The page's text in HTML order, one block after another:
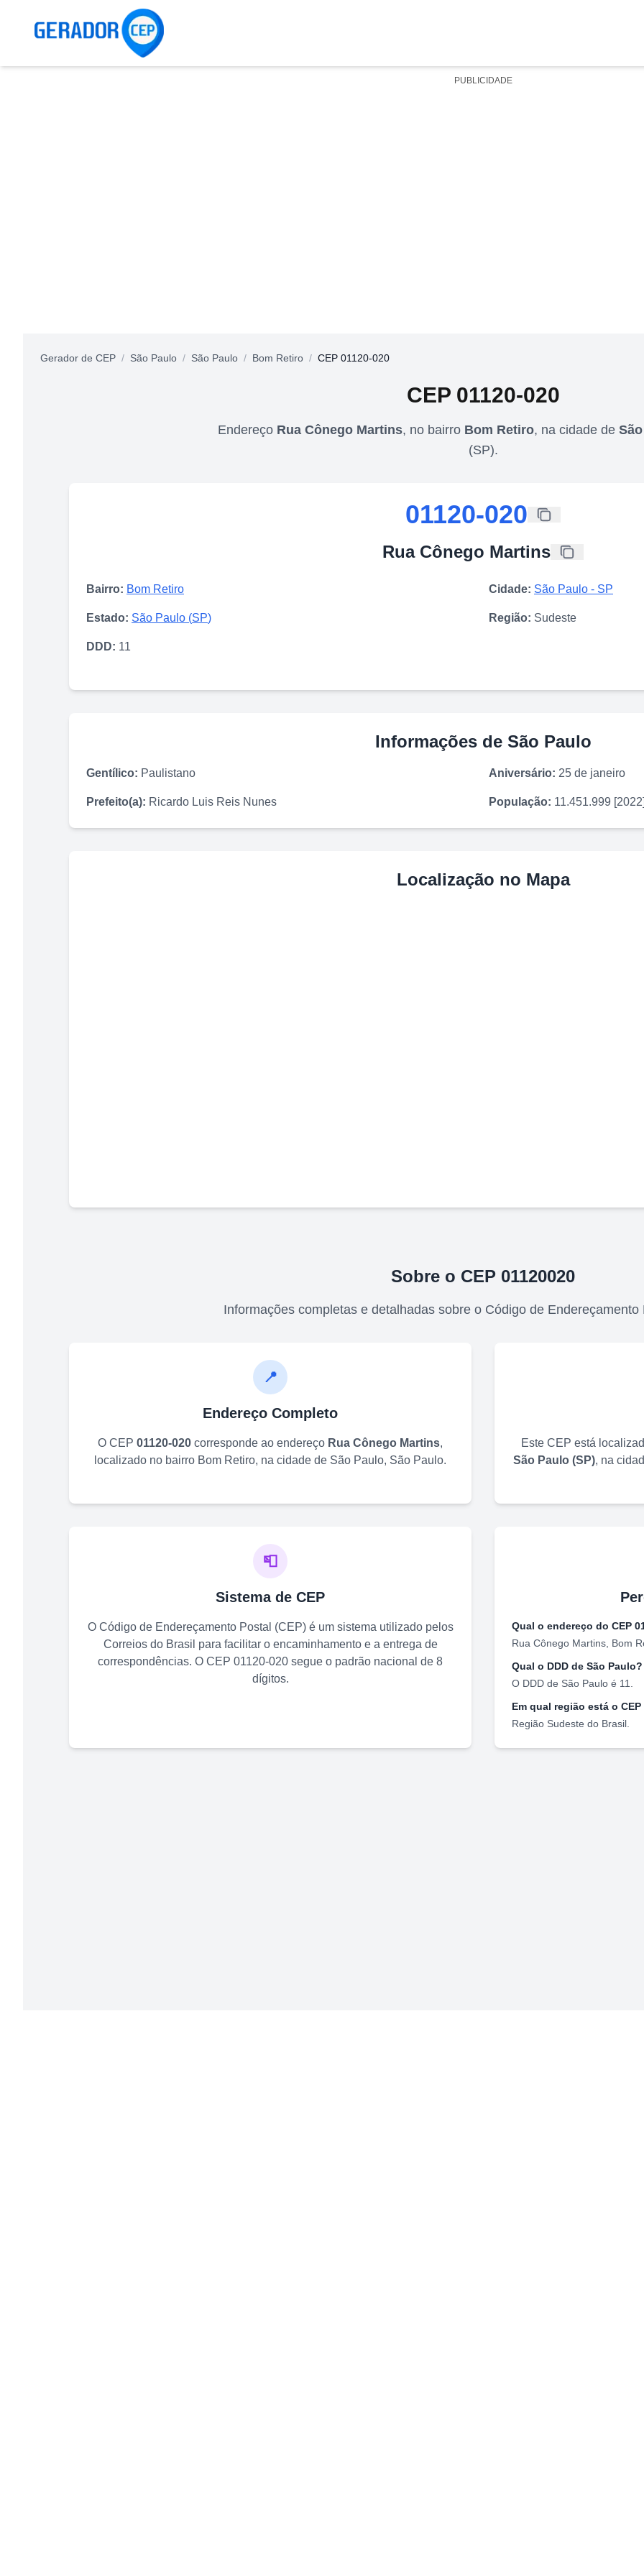
PUBLICIDADE
Gerador de CEP / São Paulo / São Paulo / Bom Retiro / CEP 01120-020
CEP 01120-020
Endereço Rua Cônego Martins, no bairro Bom Retiro, na cidade de
(SP).
01120-020
Rua Cônego Martins
Bairro: Bom Retiro Cidade: São Paulo - SP
Estado: São Paulo (SP) Região: Sudeste
DDD: 11
Informações de São Paulo
Gentílico: Paulistano Aniversário: 25 de janeiro
Prefeito(a): Ricardo Luis Reis Nunes População: 11.451.999
Localização no Mapa
Sobre o CEP 01120020
Informações completas e detalhadas sobre o Código de
📍
Endereço Completo
O CEP 01120-020 corresponde ao endereço Rua Cônego Martins,
localizado no bairro Bom Retiro, na cidade de São Paulo, São Paulo.
Este CEP está
São Paulo (SP), na
📮
Sistema de CEP
O Código de Endereçamento Postal (CEP) é um sistema utilizado pelos
Correios do Brasil para facilitar o encaminhamento e a entrega de
correspondências. O CEP 01120-020 segue o padrão nacional de 8
dígitos.
Qual o endereço do CEP
Rua Cônego Martins Bom
Qual o DDD de São Paulo?
O DDD de São Paulo é 11
Em qual região está o CEP
Região Sudeste do Brasil.